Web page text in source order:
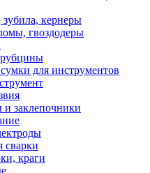
кернеры
гвоздодеры
для инструментов
и заклепочники
сварки
краги